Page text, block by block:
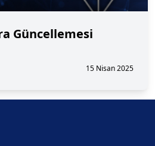
Güncellemesi
15 Nisan 2025